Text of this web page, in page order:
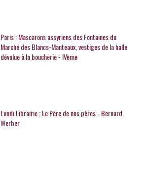
Paris : Mascarons assyriens des Fontaines du
Marché des Blancs-Manteaux, vestiges de la halle
dévolue à la boucherie - IVème
Lundi Librairie : Le Père de nos pères - Bernard
Werber